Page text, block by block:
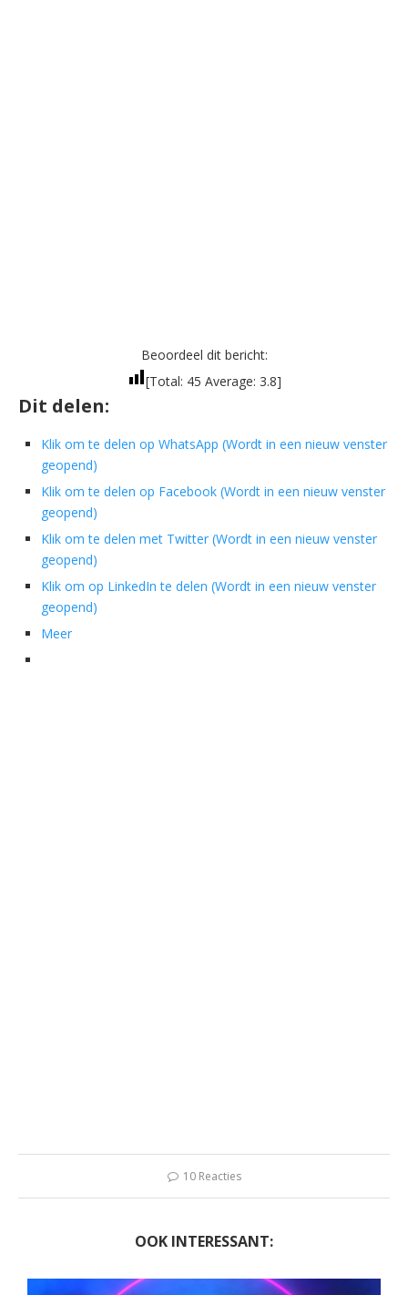
Beoordeel dit bericht:
[Total: 45 Average: 3.8]
Dit delen:
Klik om te delen op WhatsApp (Wordt in een nieuw venster
geopend)
Klik om te delen op Facebook (Wordt in een nieuw venster
geopend)
Klik om te delen met Twitter (Wordt in een nieuw venster
geopend)
Klik om op LinkedIn te delen (Wordt in een nieuw venster
geopend)
Meer
10 Reacties
OOK INTERESSANT: